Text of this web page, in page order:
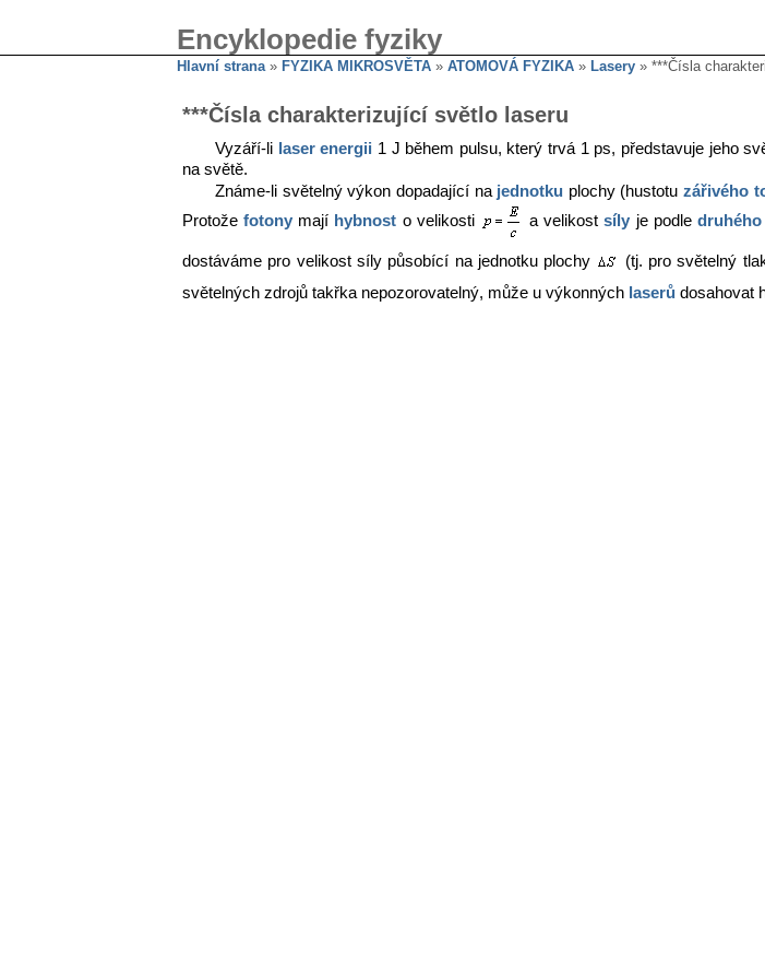
Encyklopedie fyziky
Hlavní strana» FYZIKA MIKROSVĚTA » ATOMOVÁ FYZIKA » Lasery » ***Čísla
***Čísla charakterizující světlo laseru
Vyzáří-li laser energii 1 J během pulsu, který trvá 1 ps, představuje jeho
na světě.
Známe-li světelný výkon dopadající na jednotku plochy (hustotuzářivého
Protožefotony mají hybnost o velikosti a velikostsíly je podle
dostáváme pro velikost síly působící na jednotku plochy (tj. pro světelný
světelných zdrojů takřka nepozorovatelný, může u výkonných laserů dosahovat